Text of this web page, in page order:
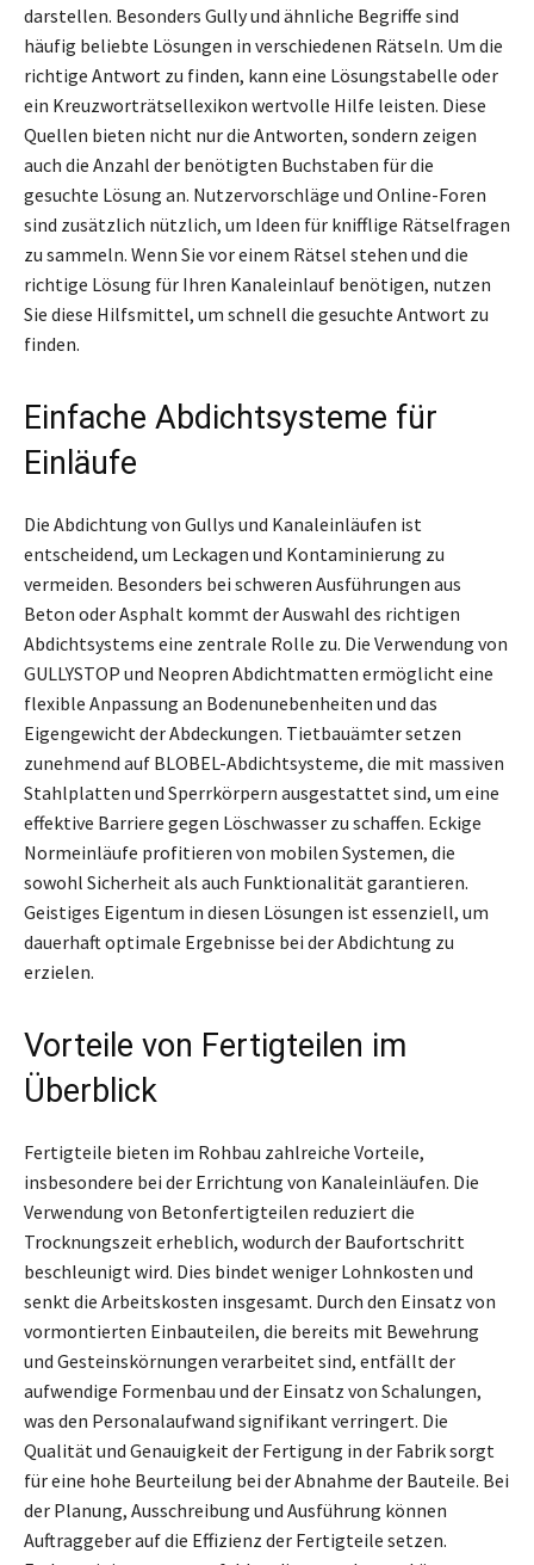
darstellen. Besonders Gully und ähnliche Begriffe sind
häufig beliebte Lösungen in verschiedenen Rätseln. Um die
richtige Antwort zu finden, kann eine Lösungstabelle oder
ein Kreuzworträtsellexikon wertvolle Hilfe leisten. Diese
Quellen bieten nicht nur die Antworten, sondern zeigen
auch die Anzahl der benötigten Buchstaben für die
gesuchte Lösung an. Nutzervorschläge und Online-Foren
sind zusätzlich nützlich, um Ideen für knifflige Rätselfragen
zu sammeln. Wenn Sie vor einem Rätsel stehen und die
richtige Lösung für Ihren Kanaleinlauf benötigen, nutzen
Sie diese Hilfsmittel, um schnell die gesuchte Antwort zu
finden.
Einfache Abdichtsysteme für
Einläufe
Die Abdichtung von Gullys und Kanaleinläufen ist
entscheidend, um Leckagen und Kontaminierung zu
vermeiden. Besonders bei schweren Ausführungen aus
Beton oder Asphalt kommt der Auswahl des richtigen
Abdichtsystems eine zentrale Rolle zu. Die Verwendung von
GULLYSTOP und Neopren Abdichtmatten ermöglicht eine
flexible Anpassung an Bodenunebenheiten und das
Eigengewicht der Abdeckungen. Tietbauämter setzen
zunehmend auf BLOBEL-Abdichtsysteme, die mit massiven
Stahlplatten und Sperrkörpern ausgestattet sind, um eine
effektive Barriere gegen Löschwasser zu schaffen. Eckige
Normeinläufe profitieren von mobilen Systemen, die
sowohl Sicherheit als auch Funktionalität garantieren.
Geistiges Eigentum in diesen Lösungen ist essenziell, um
dauerhaft optimale Ergebnisse bei der Abdichtung zu
erzielen.
Vorteile von Fertigteilen im
Überblick
Fertigteile bieten im Rohbau zahlreiche Vorteile,
insbesondere bei der Errichtung von Kanaleinläufen. Die
Verwendung von Betonfertigteilen reduziert die
Trocknungszeit erheblich, wodurch der Baufortschritt
beschleunigt wird. Dies bindet weniger Lohnkosten und
senkt die Arbeitskosten insgesamt. Durch den Einsatz von
vormontierten Einbauteilen, die bereits mit Bewehrung
und Gesteinskörnungen verarbeitet sind, entfällt der
aufwendige Formenbau und der Einsatz von Schalungen,
was den Personalaufwand signifikant verringert. Die
Qualität und Genauigkeit der Fertigung in der Fabrik sorgt
für eine hohe Beurteilung bei der Abnahme der Bauteile. Bei
der Planung, Ausschreibung und Ausführung können
Auftraggeber auf die Effizienz der Fertigteile setzen.